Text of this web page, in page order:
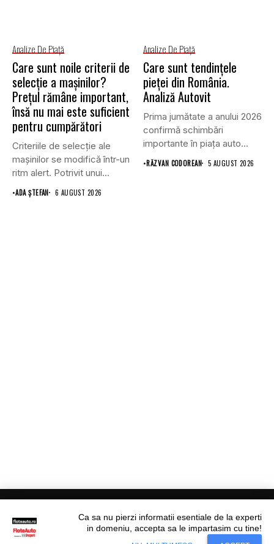
Analize De Piață
Care sunt noile criterii de
selecție a mașinilor?
Prețul rămâne important,
însă nu mai este suficient
pentru cumpărători
Criteriile de selecție ale
mașinilor se modifică într-un
ritm alert. Potrivit unui...
•ADA ȘTEFAN 6 AUGUST 2026
Analize De Piață
Care sunt tendințele
pieței din România.
Analiză Autovit
Prima jumătate a anului 2026
confirmă schimbări
importante în piața auto
din...
•RĂZVAN CODOREAN 5 AUGUST 2026
© Flote Auto. Toate drepturile rezervate.
Situl nostru utilizeaza cookies. Ce inseamna
Ca sa nu pierzi informatii esentiale de la experti
in domeniu, accepta sa le impartasim cu tine!